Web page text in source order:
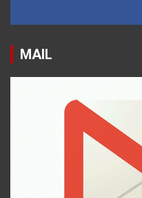
MAIL